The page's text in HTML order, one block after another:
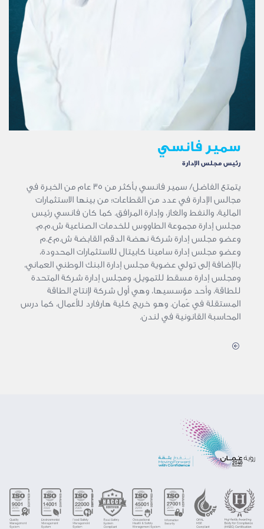
سمير فانسي
رئيس مجلس الإدارة
يتمتع الفاضل/ سمير فانسي بأكثر من 35 عام من الخبرة في
مجالس الإدارة في عدد من القطاعات؛ من بينها الاستثمارات
المالية، والنفط والغاز، وإدارة المرافق. كما كان فانسي رئيس
مجلس إدارة مجموعة الطاووس للخدمات الصناعية ش.م.م،
وعضو مجلس إدارة شركة نهضة الدقم القابضة ش.م.ع.م
وعضو مجلس إدارة سامينا كابيتال للاستثمارات المحدودة،
بالإضافة إلى تولي عضوية مجلس إدارة البنك الوطني العماني،
ومجلس إدارة مسقط للتمويل، ومجلس إدارة شركة المتحدة
للطاقة، وأحد مؤسسيها، وهي أول شركة لإنتاج الطاقة
المستقلة في عُمان. وهو خريج كلية هارفارد للأعمال، كما درس
المحاسبة القانونية في لندن.